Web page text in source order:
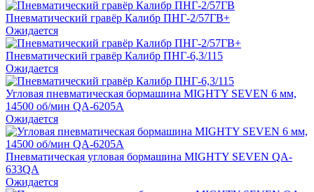
Пневматический гравёр Калибр ПНГ-2/57ГВ+
Ожидается
Пневматический гравёр Калибр ПНГ-6,3/115
Ожидается
Угловая пневматическая бормашина MIGHTY SEVEN 6 мм,
14500 об/мин QA-6205A
Ожидается
Пневматическая угловая бормашина MIGHTY SEVEN QA-
633QA
Ожидается